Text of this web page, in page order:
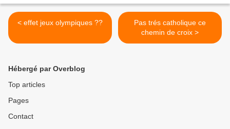
< effet jeux olympiques ??
Pas trés catholique ce
chemin de croix >
Hébergé par Overblog
Top articles
Pages
Contact